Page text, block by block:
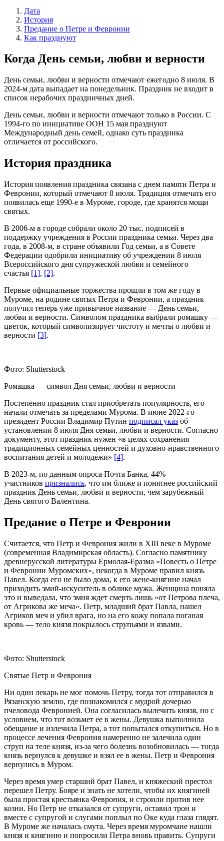
Дата
История
Предание о Петре и Февронии
Как празднуют
Когда День семьи, любви и верности
День семьи, любви и верности отмечают ежегодно 8 июля. В
2024-м дата выпадает на понедельник. Праздник не входит в
список нерабочих праздничных дней.
День семьи, любви и верности отмечают только в России. С
1994-го по инициативе ООН 15 мая празднуют
Международный день семей, однако суть праздника
отличается от российского.
История праздника
История появления праздника связана с днем памяти Петра и
Февронии, который отмечают 8 июля. Традиция отмечать его
появилась еще 1990-е в Муроме, городе, где хранятся мощи
святых.
В 2006-м в городе собрали около 20 тыс. подписей в
поддержку учреждения в России праздника семьи. Через два
года, в 2008-м, в стране объявили Год семьи, а в Совете
Федерации одобрили инициативу об учреждении 8 июля
Всероссийского дня супружеской любви и семейного
счастья [1], [2].
Первые официальные торжества прошли в том же году в
Муроме, на родине святых Петра и Февронии, а праздник
получил теперь уже привычное название — День семьи,
любви и верности. Символом праздника выбрали ромашку —
цветок, который символизирует чистоту и мечты о любви и
верности [3].
Фото: Shutterstock
Ромашка — символ Дня семьи, любви и верности
Постепенно праздник стал приобретать популярность, его
начали отмечать за пределами Мурома. В июне 2022-го
президент России Владимир Путин подписал указ об
установлении 8 июля Дня семьи, любви и верности. Согласно
документу, этот праздник нужен «в целях сохранения
традиционных семейных ценностей и духовно-нравственного
воспитания детей и молодежи» [4].
В 2023-м, по данным опроса Почта Банка, 44%
участников признались, что им ближе и понятнее российский
праздник День семьи, любви и верности, чем зарубежный
День святого Валентина.
Предание о Петре и Февронии
Считается, что Петр и Феврония жили в XIII веке в Муроме
(современная Владимирская область). Согласно памятнику
древнерусской литературы Ермолая-Еразма «Повесть о Петре
и Февронии Муромских», некогда в Муроме правил князь
Павел. Когда его не было дома, к его жене-княгине начал
приходить змий-искуситель в облике мужа. Женщина поняла
это и выведала, что змия ждет смерть лишь «от Петрова плеча,
от Агрикова же меча». Петр, младший брат Павла, нашел
Агриков меч и убил врага, но на его кожу попала поганая
кровь — тело князя покрылось струпьями и язвами.
Фото: Shutterstock
Святые Петр и Феврония
Ни один лекарь не мог помочь Петру, тогда тот отправился в
Рязанскую землю, где познакомился с мудрой дочерью
пчеловода Февронией. Она согласилась вылечить князя, но с
условием, что тот возьмет ее в жены. Девушка выполнила
обещание и излечила Петра, а тот попытался откупиться. Но в
процессе лечения Феврония намеренно не залечила один
струп на теле князя, из-за чего болезнь возобновилась — тогда
князь вернулся к девушке и взял ее в жены. Петр и Феврония
вернулись в Муром.
Через время умер старший брат Павел, и княжеский престол
перешел Петру. Бояре и знать не хотели, чтобы их княгиней
была простая крестьянка Феврония, и строили против нее
козни. Но Петр не отказался от супруги, оставил трон и
вместе с супругой и слугами поплыл по Оке куда глаза глядят.
В Муроме же началась смута. Через время муромчане нашли
князя и княгиню и попросили Петра вновь править. Супруги